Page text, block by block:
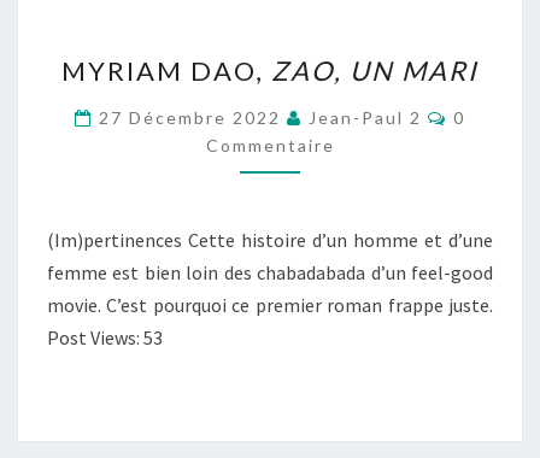
DAO,
ZAO,
UN
MARI
MYRIAM DAO, ZAO, UN MARI
27 Décembre 2022 Jean-Paul 2
0
Commentaire
(Im)pertinences Cette histoire d’un homme et d’une
femme est bien loin des chabadabada d’un feel-good
movie. C’est pourquoi ce premier roman frappe juste.
Post Views: 53